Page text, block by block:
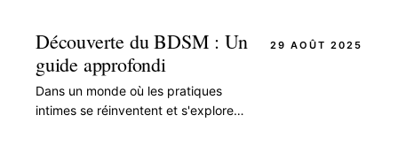
Découverte du BDSM : Un
guide approfondi
Dans un monde où les pratiques
intimes se réinventent et s'explorent
29 AOÛT 2025